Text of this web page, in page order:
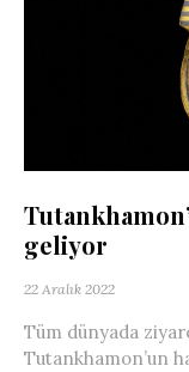
geliyor
22 Aralık 2022
Tüm dünyada
Tutankhamon’un